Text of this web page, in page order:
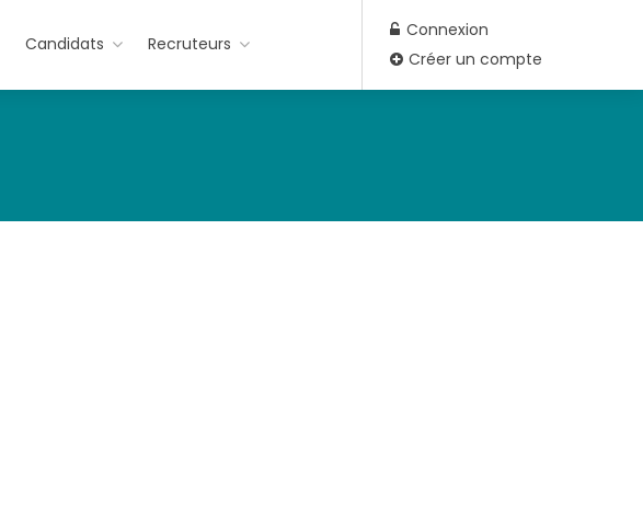
Candidats Recruteurs
Connexion
Créer un compte